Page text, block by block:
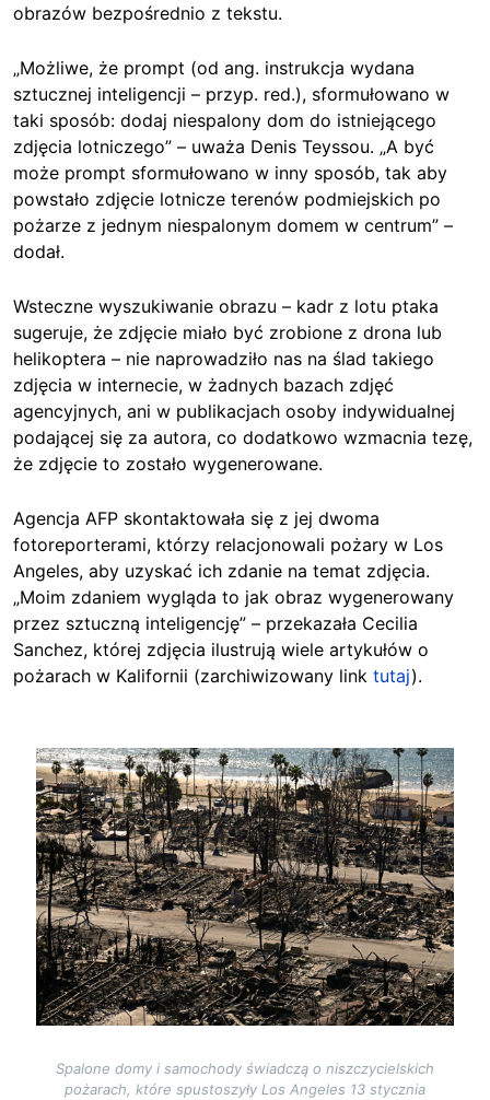
obrazów bezpośrednio z tekstu.
„Możliwe, że prompt (od ang. instrukcja wydana
sztucznej inteligencji – przyp. red.), sformułowano w
taki sposób: dodaj niespalony dom do istniejącego
zdjęcia lotniczego” – uważa Denis Teyssou. „A być
może prompt sformułowano w inny sposób, tak aby
powstało zdjęcie lotnicze terenów podmiejskich po
pożarze z jednym niespalonym domem w centrum” –
dodał.
Wsteczne wyszukiwanie obrazu – kadr z lotu ptaka
sugeruje, że zdjęcie miało być zrobione z drona lub
helikoptera – nie naprowadziło nas na ślad takiego
zdjęcia w internecie, w żadnych bazach zdjęć
agencyjnych, ani w publikacjach osoby indywidualnej
podającej się za autora, co dodatkowo wzmacnia tezę,
że zdjęcie to zostało wygenerowane.
Agencja AFP skontaktowała się z jej dwoma
fotoreporterami, którzy relacjonowali pożary w Los
Angeles, aby uzyskać ich zdanie na temat zdjęcia.
„Moim zdaniem wygląda to jak obraz wygenerowany
przez sztuczną inteligencję” – przekazała Cecilia
Sanchez, której zdjęcia ilustrują wiele artykułów o
pożarach w Kalifornii (zarchiwizowany link tutaj).
Image
Spalone domy i samochody świadczą o niszczycielskich
pożarach, które spustoszyły Los Angeles 13 stycznia